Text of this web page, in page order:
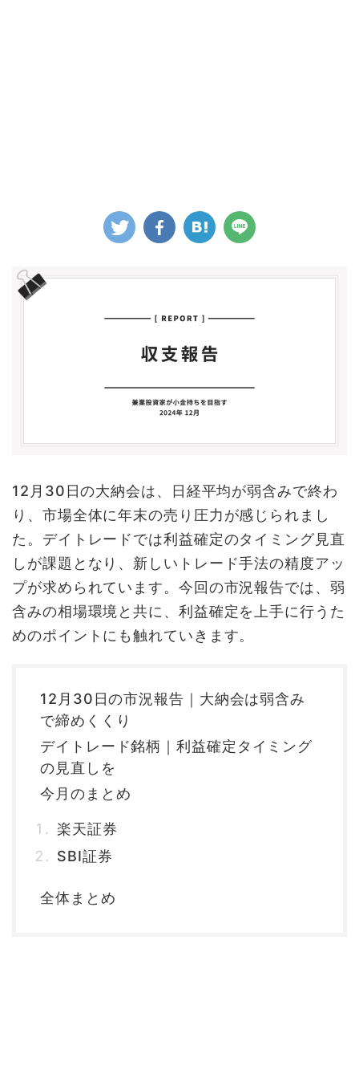
12月30日の大納会は、日経平均が弱含みで終わ
り、市場全体に年末の売り圧力が感じられまし
た。デイトレードでは利益確定のタイミング見直
しが課題となり、新しいトレード手法の精度アッ
プが求められています。今回の市況報告では、弱
含みの相場環境と共に、利益確定を上手に行うた
めのポイントにも触れていきます。
12月30日の市況報告｜大納会は弱含み
で締めくくり
デイトレード銘柄｜利益確定タイミング
の見直しを
今月のまとめ
楽天証券
SBI証券
全体まとめ